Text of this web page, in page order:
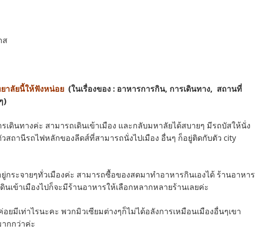
ส
าลัยนี้ให้ฟังหน่อย (ในเรื่องของ : อาหารการกิน, การเดินทาง, สถานที่
)
เดินทางค่ะ สามารถเดินเข้าเมือง และกลับมหาลัยได้สบายๆ มีรถบัสให้นั่ง
สถานีรถไฟหลักของลีดส์ที่สามารถนั่งไปเมือง อื่นๆ ก็อยู่ติดกับตัว city
กระจายๆทั่วเมืองค่ะ สามารถซื้อของสดมาทำอาหารกินเองได้ ร้านอาหาร
เข้าเมืองไปก็จะมีร้านอาหารให้เลือกหลากหลายร้านเลยค่ะ
ยมีเท่าไรนะคะ พวกมิวเซียมต่างๆก็ไม่ได้อลังการเหมือนเมืองอื่นๆเขา
ากกว่าค่ะ